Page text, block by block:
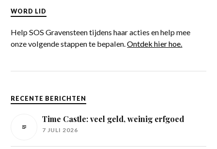
WORD LID
Help SOS Gravensteen tijdens haar acties en help mee
onze volgende stappen te bepalen.Ontdek hier hoe.
RECENTE BERICHTEN
Time Castle: veel geld, weinig erfgoed
7 JULI 2026